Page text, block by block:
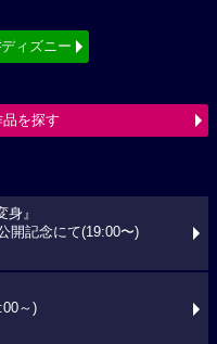
ィズニー
を探す
身』
開記念にて(19:00〜)
～)